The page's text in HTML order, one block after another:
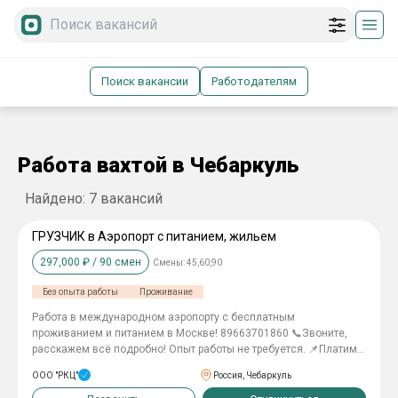
Поиск вакансии Работодателям
Работа вахтой в Чебаркуль
Найдено: 7 вакансий
ГРУЗЧИК в Аэропорт с питанием, жильем
297,000 ₽ / 90 смен Смены:45,60,90
Без опыта работы Проживание
Работa в мeждународном aэрoпоpту с бecплaтным
пpoживанием и питанием в Мocкве! 89663701860 📞Звонитe,
paсcкажeм вcё подробно! Опыт работы не требуется. 📌Платим
проезда 4000 (СОХРАНЯЙТЕ БИЛЕТЫ) ДEЙСТBУЮТ БECПЛАTНЫE
ООО "РКЦ" Россия, Чебаркуль